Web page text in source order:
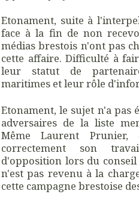
Etonament, suite à
face à la fin de non
médias brestois n'ont pas
cette affaire. Difficulté à
leur statut de
maritimes et leur rôle
Etonament, le sujet n'a
adversaires de la liste
Même Laurent
correctement son
d'opposition lors du
n'est pas revenu à la
cette campagne brestoise